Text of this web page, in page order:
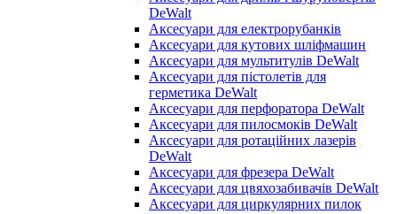
DeWalt
Аксесуари для електрорубанків
Аксесуари для кутових шліфмашин
Аксесуари для мультитулів DeWalt
Аксесуари для пістолетів для
герметика DeWalt
Аксесуари для перфоратора DeWalt
Аксесуари для пилосмоків DeWalt
Аксесуари для ротаційних лазерів
DeWalt
Аксесуари для фрезера DeWalt
Аксесуари для цвяхозабивачів DeWalt
Аксесуари для циркулярних пилок